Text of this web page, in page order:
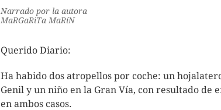
Narrado por la autora
MaRGaRiTa MaRíN
Querido Diario:
Ha habido dos atropellos por coche: un
Genil y un niño en la Gran Vía, con resultado de
en ambos casos.